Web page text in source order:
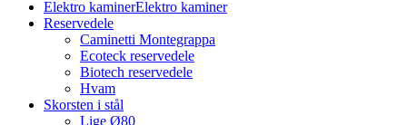
Elektro kaminerElektro kaminer
Reservedele
Caminetti Montegrappa
Ecoteck reservedele
Biotech reservedele
Hvam
Skorsten i stål
Lige Ø80